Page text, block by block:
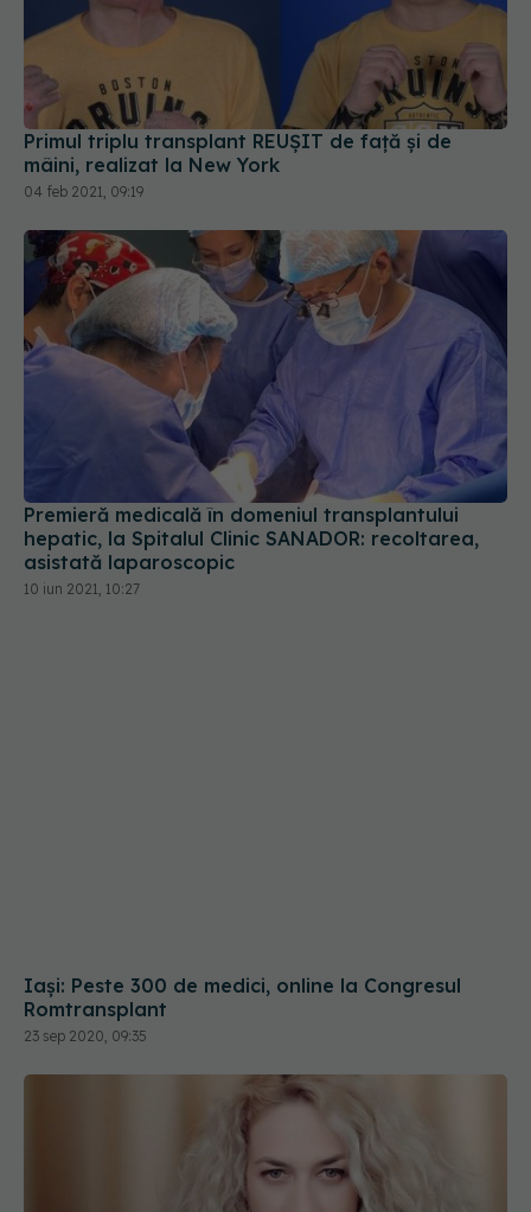
Primul triplu transplant REUȘIT de față și de
mâini, realizat la New York
Premieră medicală în domeniul transplantului
hepatic, la Spitalul Clinic SANADOR: recoltarea,
asistată laparoscopic
transplant pulmonar! A fost reacreditat. Monica
Althamer: Dosarele a 10 pacienți, evaluate de